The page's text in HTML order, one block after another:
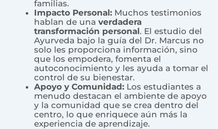
familias.
Impacto Personal: Muchos testimonios
hablan de unaverdadera
transformación personal. El estudio del
Ayurveda bajo la guía del Dr. Marcus no
solo les proporciona información, sino
que los empodera, fomenta el
autoconocimiento y les ayuda a tomar el
control de su bienestar.
Apoyo y Comunidad: Los estudiantes a
menudo destacan el ambiente de apoyo
y la comunidad que se crea dentro del
centro, lo que enriquece aún más la
experiencia de aprendizaje.